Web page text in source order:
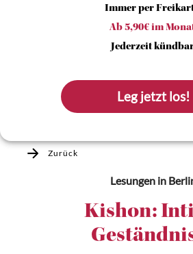
Immer per
Ab 5,90€ im
Jederzeit
Leg jetzt los!
Zurück
Lesungen in
Kishon: